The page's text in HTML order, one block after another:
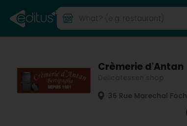
Crèmerie d'Antan
36 Rue Marechal Foch